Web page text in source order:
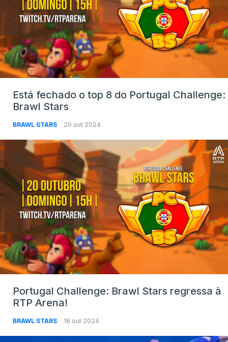
Está fechado o top 8 do Portugal Challenge:
Brawl Stars
BRAWL STARS 20 out 2024
Portugal Challenge: Brawl Stars regressa à
RTP Arena!
BRAWL STARS 18 out 2024